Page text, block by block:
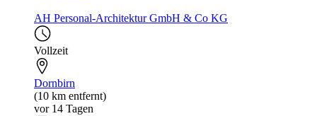
AH Personal-Architektur GmbH & Co KG
Vollzeit
Dornbirn
(10 km entfernt)
vor 14 Tagen